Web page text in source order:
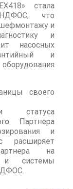
стала
что
и
и
насосных
и
своего
статуса
Партнера
и
расширяет
на
и системы